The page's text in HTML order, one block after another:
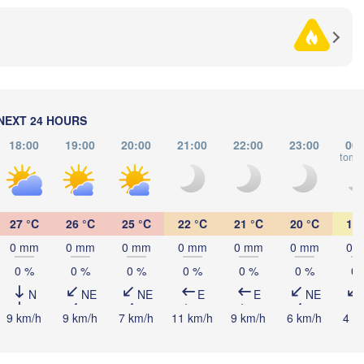
24 HOURS
18:00 19:00 20:00 21:00 22:00 23:00
27 °C
0 mm
0 %
N
9 km/h
26 °C
0 mm
0 %
NE
9 km/h
25 °C
0 mm
0 %
NE
7 km/h
22 °C
0 mm
0 %
E
11 km/h
21 °C
0 mm
0 %
E
9 km/h
20 °C
0 mm
0 %
NE
6 km/h
19
0
0
4
Одеса
(Odesa)
Севастополь
(Sevastopol)
Chișinău
Constanța
Galați
Миколаїв
(Mykolaiv)
MOLDOVA
Керчь
(Kerch)
(Melitopol)